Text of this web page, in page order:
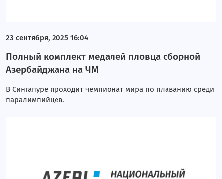
23 сентября, 2025 16:04
Полный комплект медалей пловца сборной
Азербайджана на ЧМ
В Сингапуре проходит чемпионат мира по плаванию среди
паралимпийцев.